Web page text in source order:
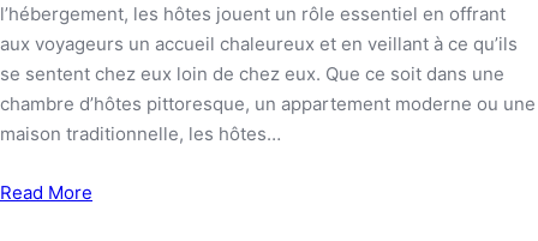
l’hébergement, les hôtes jouent un rôle essentiel en offrant
aux voyageurs un accueil chaleureux et en veillant à ce qu’ils
se sentent chez eux loin de chez eux. Que ce soit dans une
chambre d’hôtes pittoresque, un appartement moderne ou une
maison traditionnelle, les hôtes…
Read More